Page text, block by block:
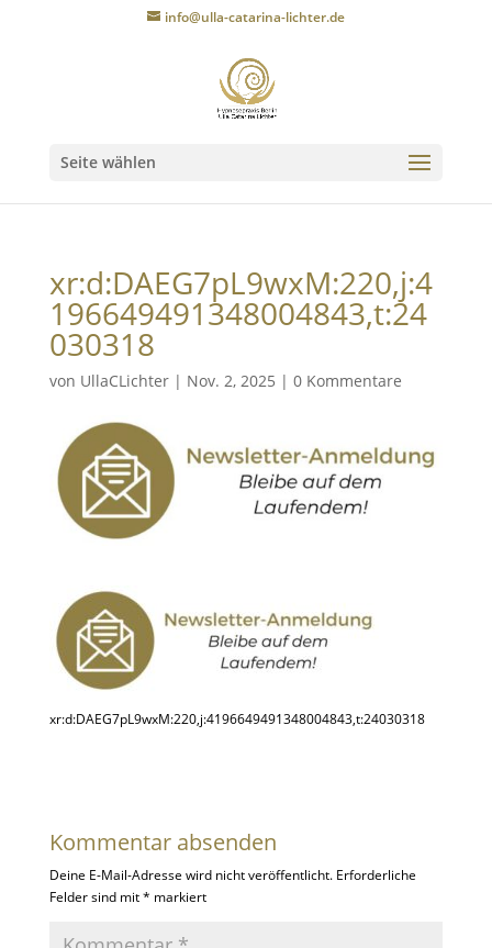
info@ulla-catarina-lichter.de
Seite wählen
xr:d:DAEG7pL9wxM:220,j:4
196649491348004843,t:24
030318
von UllaCLichter| Nov. 2, 2025 | 0 Kommentare
xr:d:DAEG7pL9wxM:220,j:4196649491348004843,t:24030318
Kommentar absenden
Deine E-Mail-Adresse wird nicht veröffentlicht. Erforderliche
Felder sind mit* markiert